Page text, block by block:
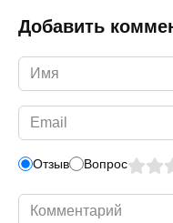
Добавить
Имя
*
Email
*
Отзыв Вопрос
Комментарий